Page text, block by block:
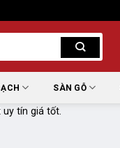
SÀN GỖ
tín giá tốt.